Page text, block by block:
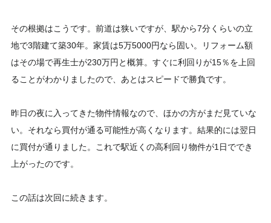
その根拠はこうです。前道は狭いですが、駅から7分くらいの立
地で3階建て築30年。家賃は5万5000円なら固い。リフォーム額
はその場で再生士が230万円と概算。すぐに利回りが15％を上回
ることがわかりましたので、あとはスピードで勝負です。
昨日の夜に入ってきた物件情報なので、ほかの方がまだ見ていな
い。それなら買付が通る可能性が高くなります。結果的には翌日
に買付が通りました。これで駅近くの高利回り物件が1日ででき
上がったのです。
この話は次回に続きます。